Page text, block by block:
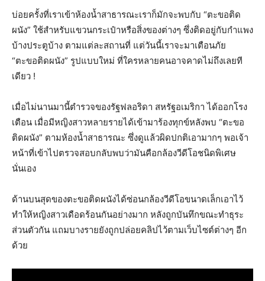
บ่อยครั้งที่เราเข้าห้องน้ำสาธารณะเราก็มักจะพบกับ “ตะขอติด
ผนัง” ใช้สำหรับแขวนกระเป๋าหรือสิ่งของต่างๆ ซึ่งติดอยู่กับกำแพง
บ้างประตูบ้าง ตามแต่ละสถานที่ แต่วันนี้เราจะมาเตือนภัย
“ตะขอติดผนัง” รูปแบบใหม่ ที่ใครหลายคนอาจคาดไม่ถึงเลยที
เดียว !
เมื่อไม่นานมานี้ตำรวจของรัฐฟลอริดา สหรัฐอเมริกา ได้ออกโรง
เตือน เมื่อมีหญิงสาวหลายรายได้เข้ามาร้องทุกข์หลังพบ “ตะขอ
ติดผนัง” ตามห้องน้ำสาธารณะ ซึ่งดูแล้วผิดปกติเอามากๆ พอเจ้า
หน้าที่เข้าไปตรวจสอบกลับพบว่ามันคือกล้องวีดีโอชนิดพิเศษ
นั่นเอง
ด้านบนสุดของตะขอติดผนังได้ซ่อนกล้องวีดีโอขนาดเล็กเอาไว้
ทำให้หญิงสาวเดือดร้อนกันอย่างมาก หลังถูกบันทึกขณะทำธุระ
ส่วนตัวกัน แถมบางรายยังถูกปล่อยคลิปไว้ตามเว็บไซต์ต่างๆ อีก
ด้วย